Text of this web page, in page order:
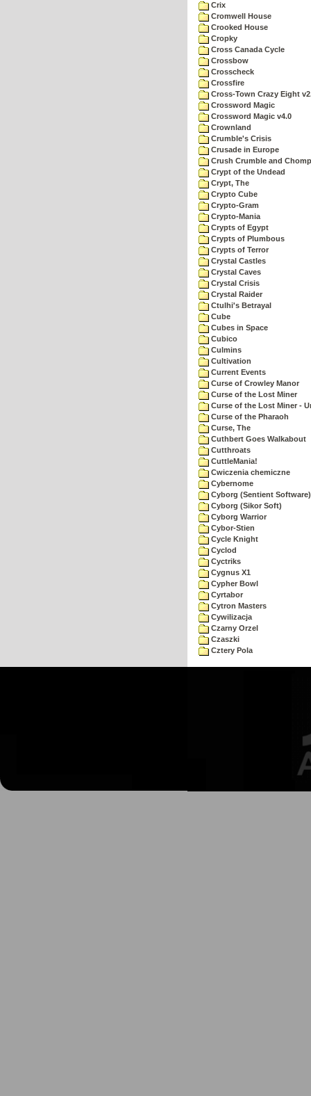
Crix
Cromwell House
Crooked House
Cropky
Cross Canada Cycle
Crossbow
Crosscheck
Crossfire
Cross-Town Crazy Eight
Crossword Magic
Crossword Magic v4.0
Crownland
Crumble's Crisis
Crusade in Europe
Crush Crumble and Chomp
Crypt of the Undead
Crypt, The
Crypto Cube
Crypto-Gram
Crypto-Mania
Crypts of Egypt
Crypts of Plumbous
Crypts of Terror
Crystal Castles
Crystal Caves
Crystal Crisis
Crystal Raider
Ctulhi's Betrayal
Cube
Cubes in Space
Cubico
Culmins
Cultivation
Current Events
Curse of Crowley Manor
Curse of the Lost Miner
Curse of the Lost Miner -
Curse of the Pharaoh
Curse, The
Cuthbert Goes Walkabout
Cutthroats
CuttleMania!
Cwiczenia chemiczne
Cybernome
Cyborg (Sentient Software)
Cyborg (Sikor Soft)
Cyborg Warrior
Cybor-Stien
Cycle Knight
Cyclod
Cyctriks
Cygnus X1
Cypher Bowl
Cyrtabor
Cytron Masters
Cywilizacja
Czarny Orzel
Czaszki
Cztery Pola